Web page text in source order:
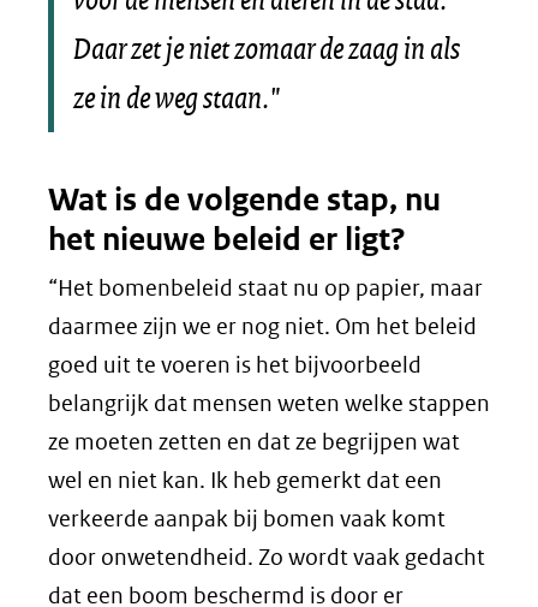
Daar zet je niet zomaar de zaag in als
ze in de weg staan."
Wat is de volgende stap, nu
het nieuwe beleid er ligt?
“Het bomenbeleid staat nu op papier, maar
daarmee zijn we er nog niet. Om het beleid
goed uit te voeren is het bijvoorbeeld
belangrijk dat mensen weten welke stappen
ze moeten zetten en dat ze begrijpen wat
wel en niet kan. Ik heb gemerkt dat een
verkeerde aanpak bij bomen vaak komt
door onwetendheid. Zo wordt vaak gedacht
dat een boom beschermd is door er